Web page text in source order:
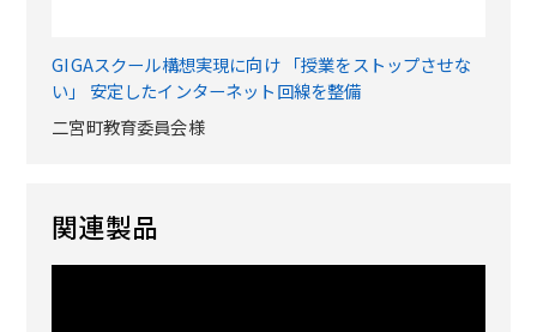
GIGAスクール構想実現に向け 「授業をストップさせな
い」 安定したインターネット回線を整備
二宮町教育委員会様
関連製品